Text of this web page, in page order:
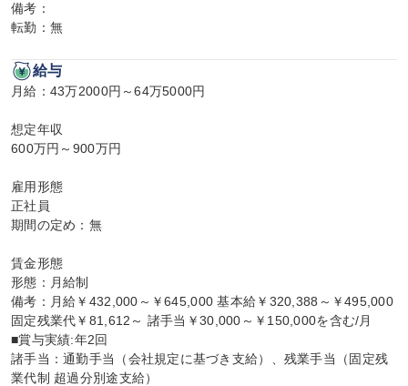
備考：
転勤：無
給与
月給：43万2000円～64万5000円
想定年収
600万円～900万円
雇用形態
正社員
期間の定め：無
賃金形態
形態：月給制
備考：月給￥432,000～￥645,000 基本給￥320,388～￥495,000
固定残業代￥81,612～ 諸手当￥30,000～￥150,000を含む/月
■賞与実績:年2回
諸手当：通勤手当（会社規定に基づき支給）、残業手当（固定残
業代制 超過分別途支給）